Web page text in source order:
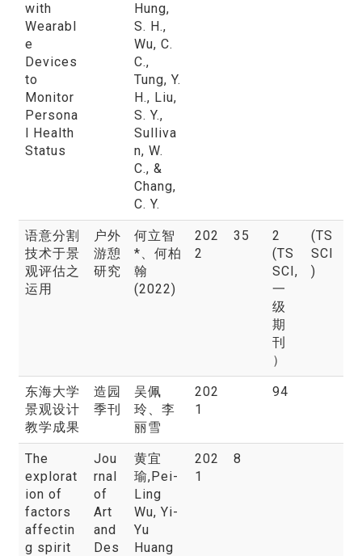
with
Wearabl
e
Devices
to
Monitor
Persona
l Health
Status
Hung,
S. H.,
Wu, C.
C.,
Tung, Y.
H., Liu,
S. Y.,
Sulliva
n, W.
C., &
Chang,
C. Y.
语意分割
技术于景
观评估之
运用
户外
游憩
研究
何立智
*、何柏
翰
(2022)
202
2
35
2
(TS
SCI,
一
级
期
刊
）
(TS
SCI
)
东海大学
景观设计
教学成果
造园
季刊
吴佩
玲 、李
丽雪
202
1
94
The
explorat
ion of
factors
affectin
g spirit
Jou
rnal
of
Art
and
Des
黄宜
瑜,Pei-
Ling
Wu, Yi-
Yu
Huang
202
1
8